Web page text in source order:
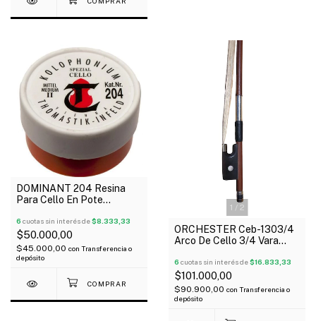
DOMINANT 204 Resina
Para Cello En Pote
6 cuotas sin interés de$8.333,33
$50.000,00
$45.000,00 con Transferencia o
depósito
1 / 2
ORCHESTER Ceb-1303/4
Arco De Cello 3/4 Vara
6 cuotas sin interés de$16.833,33
$101.000,00
$90.900,00 con Transferencia o
depósito